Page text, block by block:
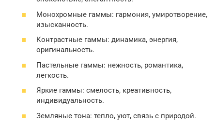
Монохромные гаммы: гармония, умиротворение,
изысканность.
Контрастные гаммы: динамика, энергия,
оригинальность.
Пастельные гаммы: нежность, романтика,
легкость.
Яркие гаммы: смелость, креативность,
индивидуальность.
Земляные тона: тепло, уют, связь с природой.